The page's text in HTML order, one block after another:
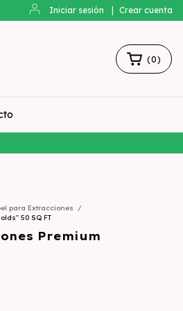
Iniciar sesión Crear cuenta
(0)
para Extracciones
/
50 SQ FT
Premium